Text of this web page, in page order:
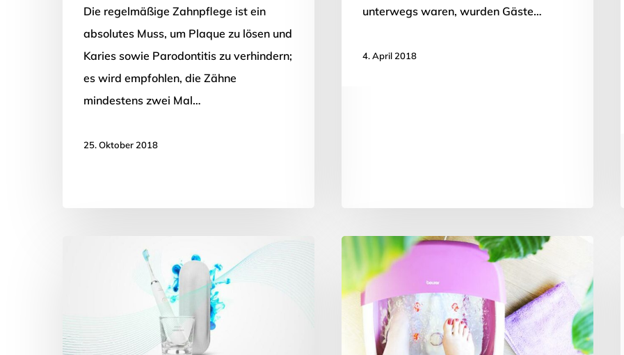
Die regelmäßige Zahnpflege ist ein
absolutes Muss, um Plaque zu lösen und
Karies sowie Parodontitis zu verhindern;
es wird empfohlen, die Zähne
mindestens zwei Mal…
25. Oktober 2018
unterwegs waren, wurden Gäste…
4. April 2018